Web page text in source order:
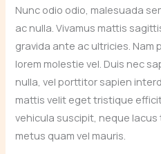
Nunc odio odio, malesuada
ac nulla. Vivamus mattis
gravida ante ac ultricies. Nam
lorem molestie vel. Duis nec
nulla, vel porttitor sapien
mattis velit eget tristique
vehicula suscipit, neque
metus quam vel mauris.